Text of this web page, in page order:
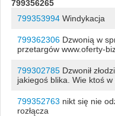
799356265
799353994Windykacja
799362306Dzwonią w
przetargów www.oferty-
799302785Dzwonił
jakiegoś blika. Wie ktoś
799352763 nikt się nie
rozłącza